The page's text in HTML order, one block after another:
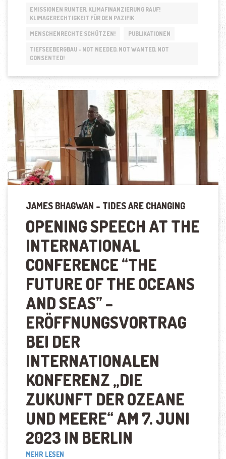
EMISSIONEN RUNTER, KLIMAFINANZIERUNG RAUF!
KLIMAGERECHTIGKEIT FÜR DEN PAZIFIK
MENSCHENRECHTE SCHÜTZEN! PUBLIKATIONEN
TIEFSEEBERGBAU - NOT NEEDED, NOT WANTED, NOT
CONSENTED!
JAMES BHAGWAN – TIDES ARE CHANGING
OPENING SPEECH AT THE
INTERNATIONAL
CONFERENCE“THE
FUTURE OF THE OCEANS
AND SEAS”–
ERÖFFNUNGSVORTRAG
BEI DER
INTERNATIONALEN
KONFERENZ„DIE
ZUKUNFT DER OZEANE
UND MEERE“AM 7. JUNI
2023 IN BERLIN
MEHR LESEN„JAMES